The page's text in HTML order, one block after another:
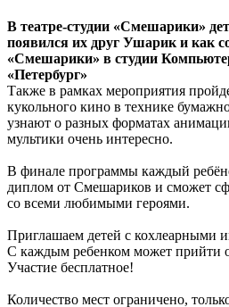
В театре-студии «Смешарики»
появился их друг Ушарик и как
«Смешарики» в студии
«Петербург»
Также в рамках мероприятия
кукольного кино в технике
узнают о разных форматах
мультики очень интересно.
В финале программы каждый
диплом от Смешариков и сможет
со всеми любимыми героями.
Приглашаем детей с кохлеарными
С каждым ребенком может прийти
Участие бесплатное!
Количество мест ограничено,